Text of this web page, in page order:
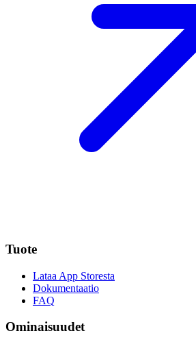
Tuote
Lataa App Storesta
Dokumentaatio
FAQ
Ominaisuudet